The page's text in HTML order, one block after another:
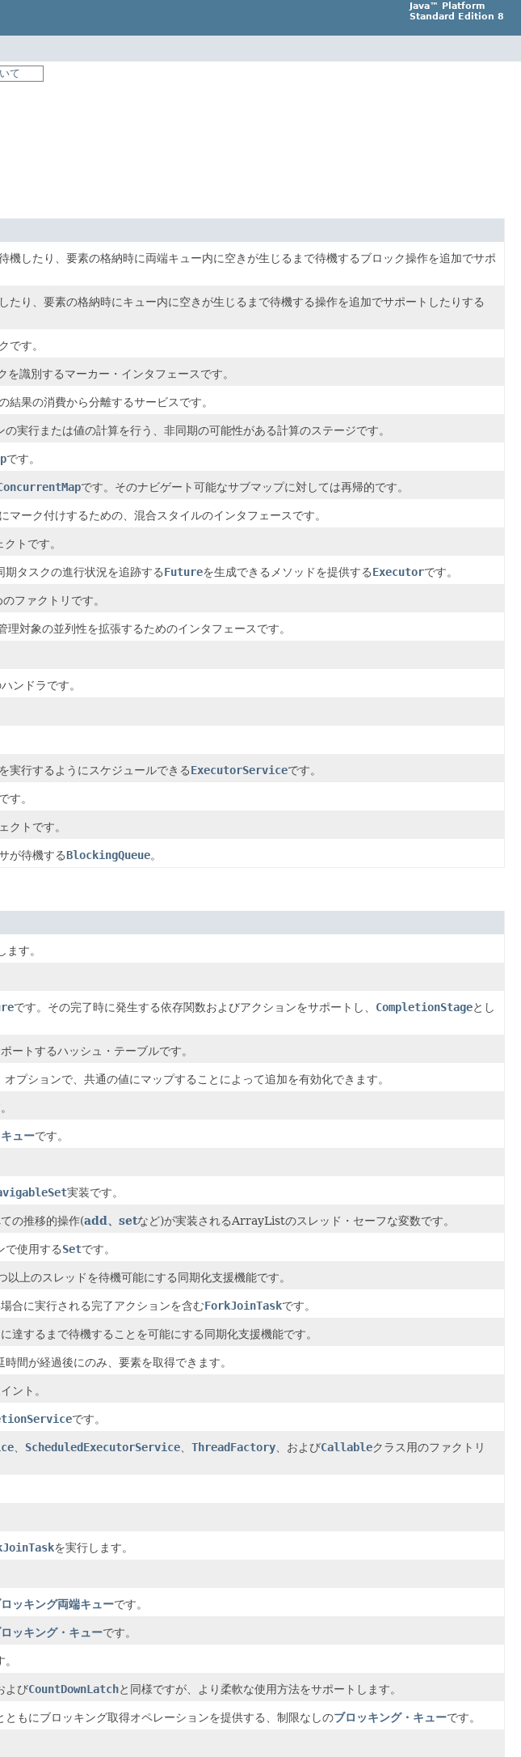
Java™ Platform
Standard Edition 8
て
機したり、要素の格納時に両端キュー内に空きが生じるまで待機するブロック操作を追加でサポ
たり、要素の格納時にキュー内に空きが生じるまで待機する操作を追加でサポートしたりする
です。
識別するマーカー・インタフェースです。
果の消費から分離するサービスです。
行または値の計算を行う、非同期の可能性がある計算のステージです。
です。
です。そのナビゲート可能なサブマップに対しては再帰的です。
ーク付けするための、混合スタイルのインタフェースです。
トです。
タスクの進行状況を追跡するFutureを生成できるメソッドを提供するExecutorです。
ファクトリです。
理対象の並列性を拡張するためのインタフェースです。
ンドラです。
実行するようにスケジュールできるExecutorServiceです。
す。
クトです。
が待機するBlockingQueue。
す。
です。その完了時に発生する依存関数およびアクションをサポートし、 CompletionStageとし
ートするハッシュ・テーブルです。
ションで、共通の値にマップすることによって追加を有効化できます。
キューです。
実装です。
の推移的操作(add、 setなど)が実装されるArrayListのスレッド・セーフな変数です。
で使用するSetです。
上のスレッドを待機可能にする同期化支援機能です。
合に実行される完了アクションを含むForkJoinTaskです。
達するまで待機することを可能にする同期化支援機能です。
時間が経過後にのみ、要素を取得できます。
ント。
です。
ScheduledExecutorService ThreadFactory 、およびCallableクラス用のファクトリ
を実行します。
ッキング両端キューです。
ッキング・キューです。
よびCountDownLatchと同様ですが、より柔軟な使用方法をサポートします。
ともにブロッキング取得オペレーションを提供する、制限なしのブロッキング・キューです。